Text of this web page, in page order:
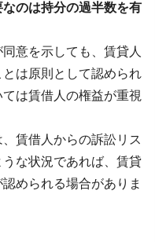
のは持分の過半数を有
意を示しても、賃貸人
は原則として認められ
は賃借人の権益が重視
賃借人からの訴訟リス
な状況であれば、賃貸
められる場合がありま